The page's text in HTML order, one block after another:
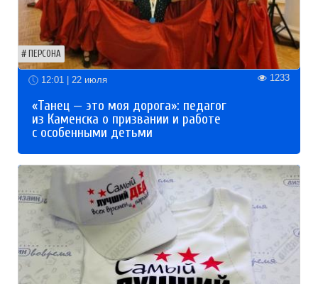
ПЕРСОНА
12:01 | 22 июля 1233
«Танец — это моя дорога»: педагог
из Каменска о призвании и работе
с особенными детьми